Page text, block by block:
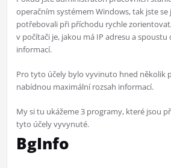
operačním systémem Windows, tak jste se
potřebovali při příchodu rychle
v počítači je, jakou má IP adresu a spoustu
informací.
Pro tyto účely bylo vyvinuto hned několik
nabídnou maximální rozsah informací.
My si tu ukážeme 3 programy, které jsou
tyto účely vyvynuté.
BgInfo